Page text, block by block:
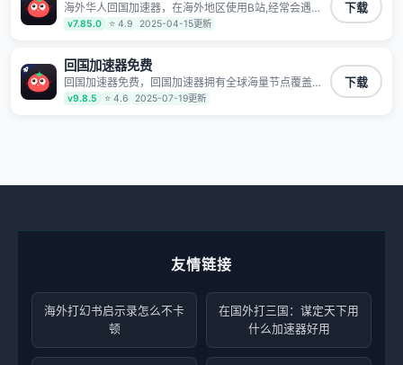
海外华人回国加速器，在海外地区使用B站,经常会遇到B
站地区版权限制/网络IP屏蔽,缓冲卡顿等问题,使用我们
的哔哩哔哩专用回国VPN,可加速解决各类网络问题,一键
服7*24小时服务。
v7.85.0 ⭐ 4.9 2025-04-15更新
下载
回国加速器免费
回国加速器免费，回国加速器拥有全球海量节点覆盖，
运营商专线不卡顿超稳定，专为海外华人和留学生打
造，帮助海外华人免除地域限制，随时高速稳定低延迟
v9.8.5 ⭐ 4.6 2025-07-19更新
下载
友情链接
海外打幻书启示录怎么不卡
顿
在国外打三国：谋定天下用
什么加速器好用